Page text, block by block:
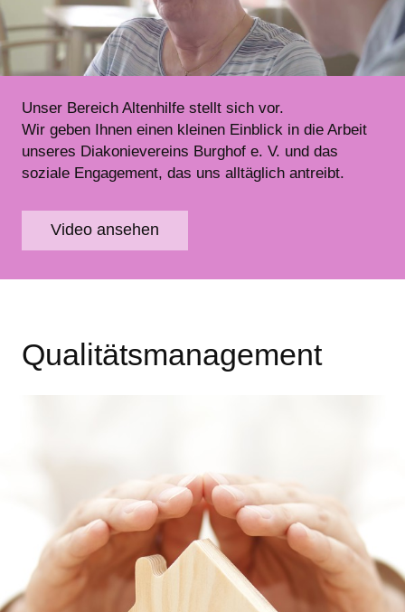
Unser Bereich Altenhilfe stellt sich vor.
Wir geben Ihnen einen kleinen Einblick in die Arbeit
unseres Diakonievereins Burghof e. V. und das
soziale Engagement, das uns alltäglich antreibt.
Video ansehen
Qualitätsmanagement